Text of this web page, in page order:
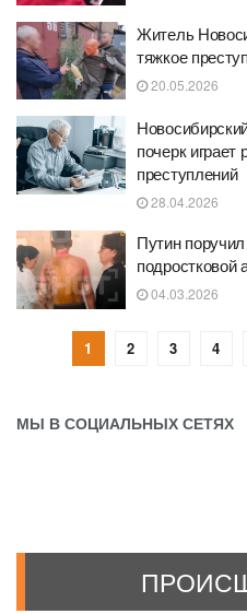
Житель
тяжкое
20.05.2026
почерк играет
преступлений
28.04.2026
Путин
подростковой
04.03.2026
1 2 3 4
МЫ В СОЦИАЛЬНЫХ СЕТЯХ